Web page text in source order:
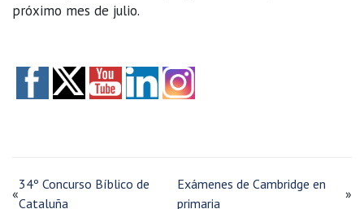
próximo mes de julio.
«
34º Concurso Bíblico de
Cataluña
Exámenes de Cambridge en
primaria
»